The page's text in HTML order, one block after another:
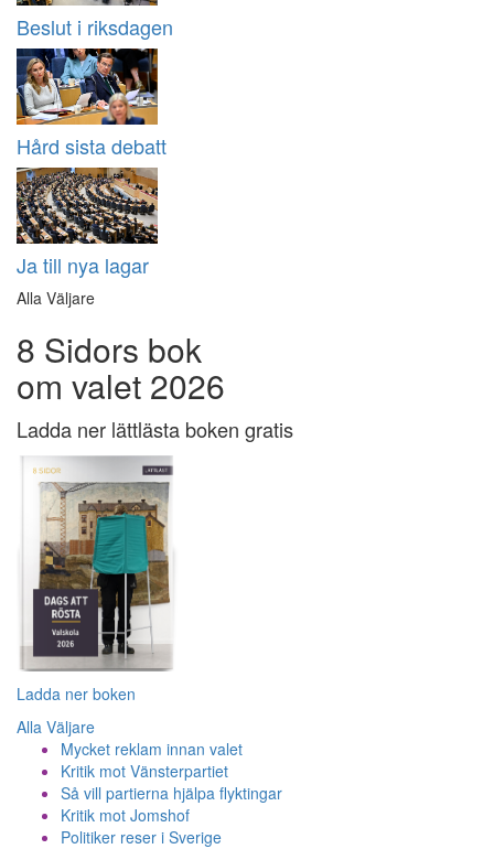
Beslut i riksdagen
Hård sista debatt
Ja till nya lagar
Alla Väljare
8 Sidors bok
om valet 2026
Ladda ner lättlästa boken gratis
Ladda ner boken
Alla Väljare
Mycket reklam innan valet
Kritik mot Vänsterpartiet
Så vill partierna hjälpa flyktingar
Kritik mot Jomshof
Politiker reser i Sverige